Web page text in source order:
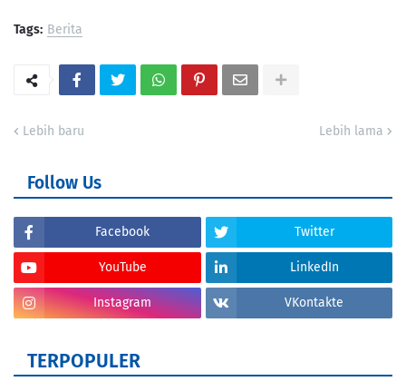
Tags: Berita
Lebih baru Lebih lama
Follow Us
Facebook Twitter
YouTube LinkedIn
Instagram VKontakte
TERPOPULER